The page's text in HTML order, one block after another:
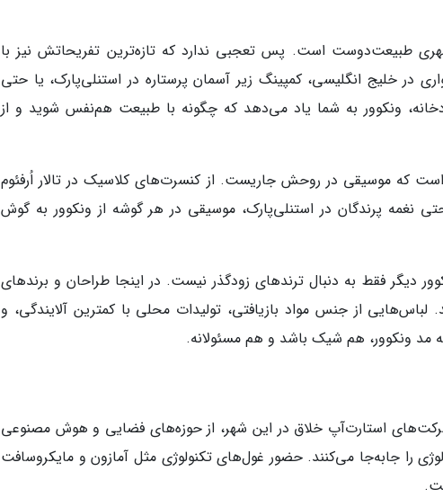
طبیعت‌دوست است. پس تعجبی ندارد که تازه‌ترین تفریحاتش نیز با
در خلیج انگلیسی، کمپینگ زیر آسمان پرستاره در استنلی‌پارک، یا حتی
ونکوور به شما یاد می‌دهد که چگونه با طبیعت هم‌نفس شوید و از
که موسیقی در روحش جاریست. از کنسرت‌های کلاسیک در تالار اُرفئوم
نغمه پرندگان در استنلی‌پارک، موسیقی در هر گوشه از ونکوور به گوش
دیگر فقط به دنبال ترندهای زودگذر نیست. در اینجا طراحان و برندهای
لباس‌هایی از جنس مواد بازیافتی، تولیدات محلی با کمترین آلایندگی، و
مد ونکوور، هم شیک باشد و هم مسئولانه.
استارت‌آپ خلاق در این شهر، از حوزه‌های فضایی و هوش مصنوعی
را جابه‌جا می‌کنند. حضور غول‌های تکنولوژی مثل آمازون و مایکروسافت